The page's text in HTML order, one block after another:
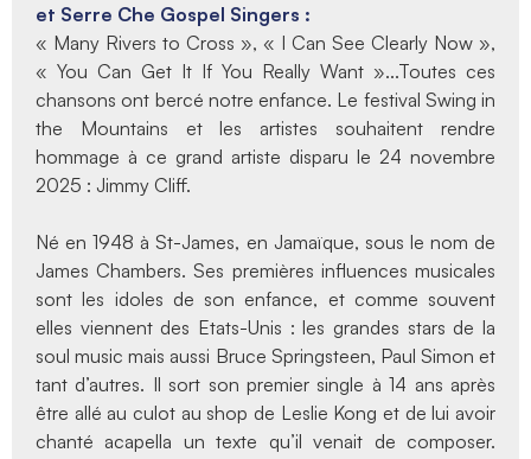
et Serre Che Gospel Singers :
« Many Rivers to Cross », « I Can See Clearly Now »,
« You Can Get It If You Really Want »...Toutes ces
chansons ont bercé notre enfance. Le festival Swing in
the Mountains et les artistes souhaitent rendre
hommage à ce grand artiste disparu le 24 novembre
2025 : Jimmy Cliff.
Né en 1948 à St-James, en Jamaïque, sous le nom de
James Chambers. Ses premières influences musicales
sont les idoles de son enfance, et comme souvent
elles viennent des Etats-Unis : les grandes stars de la
soul music mais aussi Bruce Springsteen, Paul Simon et
tant d’autres. Il sort son premier single à 14 ans après
être allé au culot au shop de Leslie Kong et de lui avoir
chanté acapella un texte qu’il venait de composer.